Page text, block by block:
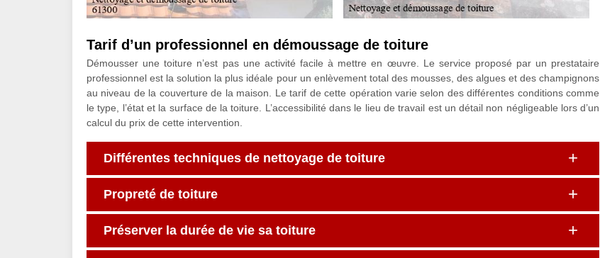
Tarif d’un professionnel en démoussage de toiture
Démousser une toiture n’est pas une activité facile à mettre en œuvre. Le service proposé par un prestataire
professionnel est la solution la plus idéale pour un enlèvement total des mousses, des algues et des champignons
au niveau de la couverture de la maison. Le tarif de cette opération varie selon des différentes conditions comme
le type, l’état et la surface de la toiture. L’accessibilité dans le lieu de travail est un détail non négligeable lors d’un
calcul du prix de cette intervention.
Différentes techniques de nettoyage de toiture
Propreté de toiture
Préserver la durée de vie sa toiture